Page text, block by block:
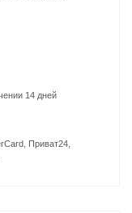
14 дней
Приват24,